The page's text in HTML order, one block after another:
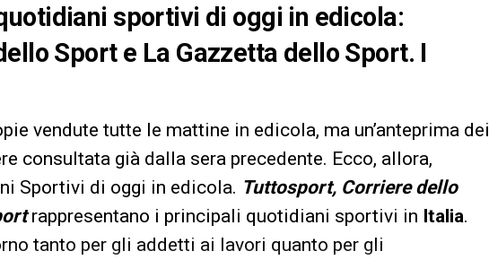
sportivi di oggi in edicola:
Sport e La Gazzetta dello Sport. I
vendute tutte le mattine in edicola, ma un’anteprima dei
consultata già dalla sera precedente. Ecco, allora,
Sportivi di oggi in edicola. Tuttosport, Corriere dello
rappresentano i principali quotidiani sportivi in Italia.
tanto per gli addetti ai lavori quanto per gli